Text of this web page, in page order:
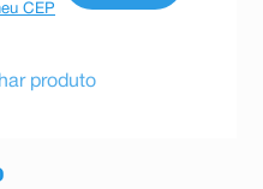
CEP
produto